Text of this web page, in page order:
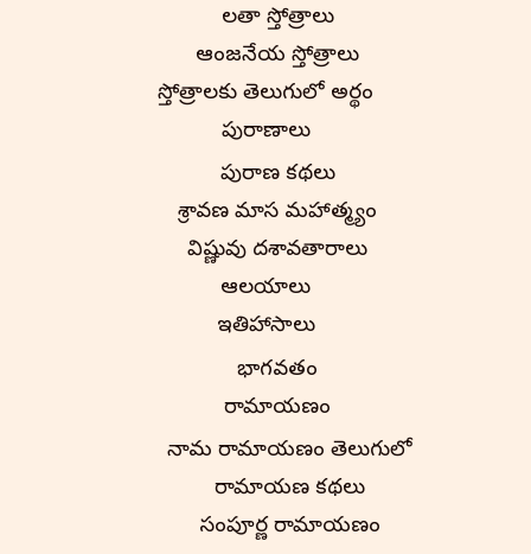
లలితా స్తోత్రాలు
ఆంజనేయ స్తోత్రాలు
స్తోత్రాలకు తెలుగులో అర్థం
పురాణాలు
పురాణ కథలు
శ్రావణ మాస మహాత్మ్యం
విష్ణువు దశావతారాలు
ఆలయాలు
ఇతిహాసాలు
భాగవతం
రామాయణం
నామ రామాయణం తెలుగులో
రామాయణ కథలు
సంపూర్ణ రామాయణం